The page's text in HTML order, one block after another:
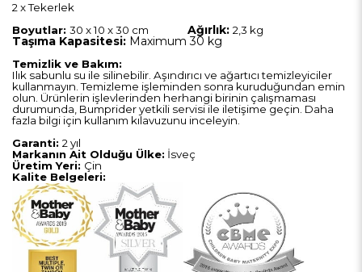
2 x Tekerlek
Boyutlar: 30 x 10 x 30 cm Ağırlık: 2,3 kg
Taşıma Kapasitesi: Maximum 30 kg
Temizlik ve Bakım:
Ilık sabunlu su ile silinebilir. Aşındırıcı ve ağartıcı temizleyiciler
kullanmayın. Temizleme işleminden sonra kuruduğundan emin
olun. Ürünlerin işlevlerinden herhangi birinin çalışmaması
durumunda, Bumprider yetkili servisi ile iletişime geçin. Daha
fazla bilgi için kullanım kılavuzunu inceleyin.
Garanti: 2 yıl
Markanın Ait Olduğu Ülke: İsveç
Üretim Yeri: Çin
Kalite Belgeleri: